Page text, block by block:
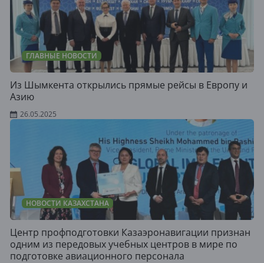
ГЛАВНЫЕ НОВОСТИ
Из Шымкента открылись прямые рейсы в Европу и
Азию
26.05.2025
НОВОСТИ КАЗАХСТАНА
Центр профподготовки Казаэронавигации признан
одним из передовых учебных центров в мире по
подготовке авиационного персонала